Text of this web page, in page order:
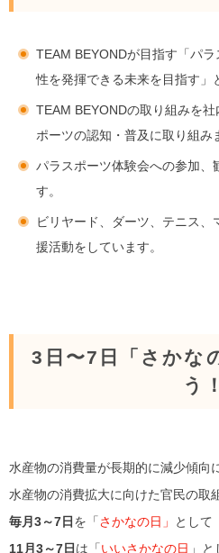
TEAM BEYONDが目指す「パ
性を発揮できる未来を目指す」
TEAM BEYONDの取り組みを
ポーツの認知・普及に取り組み
パラスポーツ体験会への参加、
す。
ビリヤード、ダーツ、テニス
援活動をしています。
3日〜7日「さかな
う！
水産物の消費量が長期的に減少傾向
水産物の消費拡大に向けた官民の取
毎月3～7日 を「さかなの日」
として
11月3～7日 は「いいさかなの日 」と